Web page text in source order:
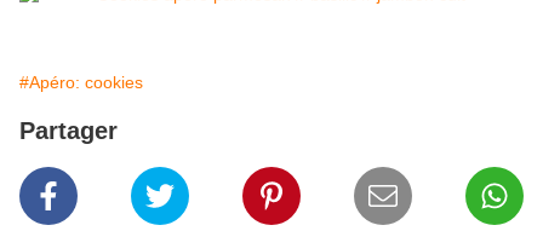
#Apéro: cookies
Partager